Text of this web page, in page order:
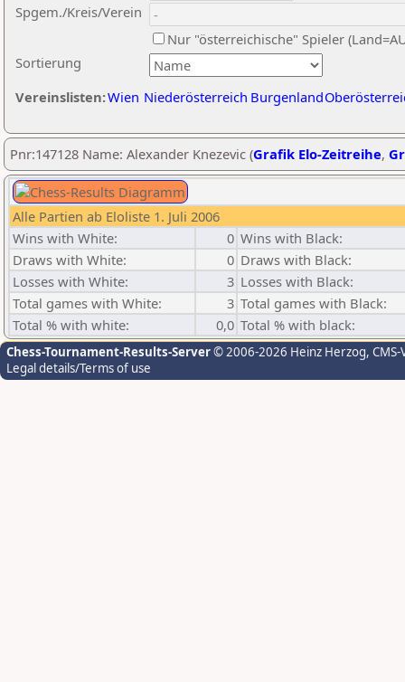
Sortierung
Spgem./Kreis/Verein
Nur "österreichische" Spieler
Vereinslisten:Wien Niederösterreich Burgenland
Pnr:147128 Name: Alexander Knezevic (Grafik Elo-Zeitreihe,
Alle Partien ab Eloliste 1. Juli 2006
Wins with White:
0 Wins with Black:
Draws with White:
0 Draws with Black:
Losses with White:
3 Losses with Black:
Total games with White:
3 Total games with Black:
Total % with white:
0,0 Total % with black:
Chess-Tournament-Results-Server© 2006-2026 Heinz Herzog,
Legal details/Terms of use